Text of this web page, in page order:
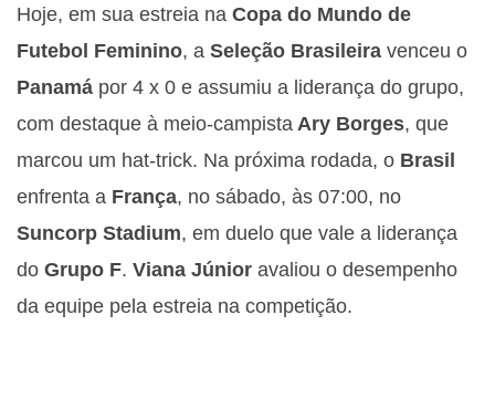
Hoje, em sua estreia na Copa do Mundo de
Futebol Feminino, a Seleção Brasileira venceu o
Panamá por 4 x 0 e assumiu a liderança do grupo,
com destaque à meio-campista Ary Borges, que
marcou um hat-trick. Na próxima rodada, o Brasil
enfrenta a França, no sábado, às 07:00, no
Suncorp Stadium, em duelo que vale a liderança
do Grupo F. Viana Júnior avaliou o desempenho
da equipe pela estreia na competição.